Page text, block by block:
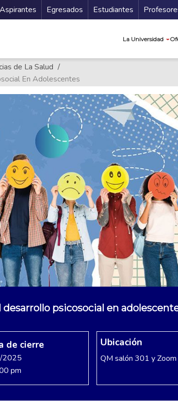
Secundario
Aspirantes Egresados Estudiantes
La Universidad
de La Salud
En Adolescentes
psicosocial en
de cierre
2025
pm
Ubicación
QM salón 301 y Zoom